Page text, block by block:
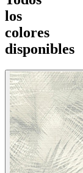
los
colores
disponibles